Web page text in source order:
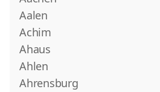
Aalen
Achim
Ahaus
Ahlen
Ahrensburg